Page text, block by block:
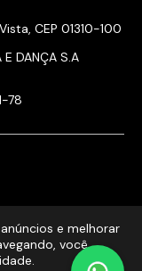
CEP 01310-100
E DANÇA S.A
78
e melhorar
você